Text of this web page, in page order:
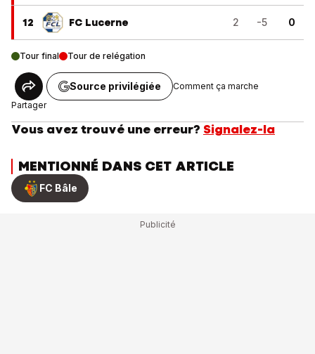
12 FC Lucerne 2 -5 0
Tour final Tour de relégation
Partager
Source privilégiée Comment ça marche
Vous avez trouvé une erreur? Signalez-la
MENTIONNÉ DANS CET ARTICLE
FC Bâle